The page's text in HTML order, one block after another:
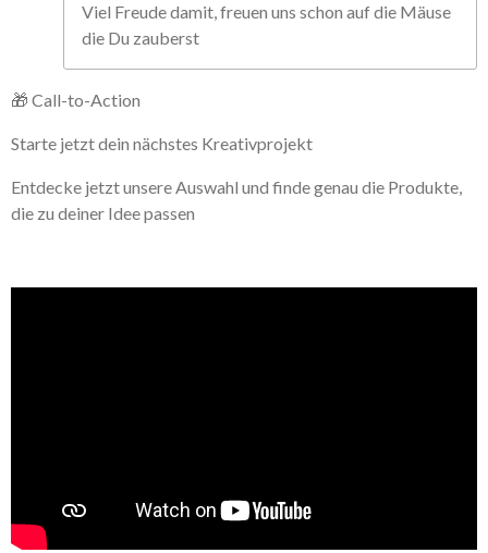
Viel Freude damit, freuen uns schon auf die Mäuse
die Du zauberst
🎁 Call-to-Action
Starte jetzt dein nächstes Kreativprojekt
Entdecke jetzt unsere Auswahl und finde genau die Produkte,
die zu deiner Idee passen